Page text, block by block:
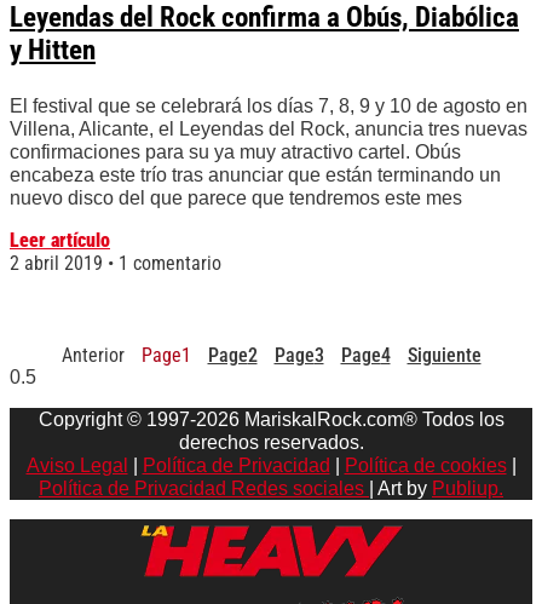
Leyendas del Rock confirma a Obús, Diabólica
y Hitten
El festival que se celebrará los días 7, 8, 9 y 10 de agosto en
Villena, Alicante, el Leyendas del Rock, anuncia tres nuevas
confirmaciones para su ya muy atractivo cartel. Obús
encabeza este trío tras anunciar que están terminando un
nuevo disco del que parece que tendremos este mes
Leer artículo
2 abril 2019
1 comentario
Anterior Page1 Page2 Page3 Page4 Siguiente
Copyright © 1997-2026 MariskalRock.com® Todos los
derechos reservados.
Aviso Legal
Política de Privacidad Política de cookies|
Política de Privacidad Redes sociales
| Art by Publiup.